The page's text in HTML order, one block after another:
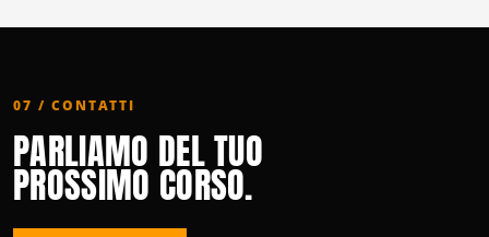
07 / CONTATTI
PARLIAMO DEL TUO
PROSSIMO CORSO.